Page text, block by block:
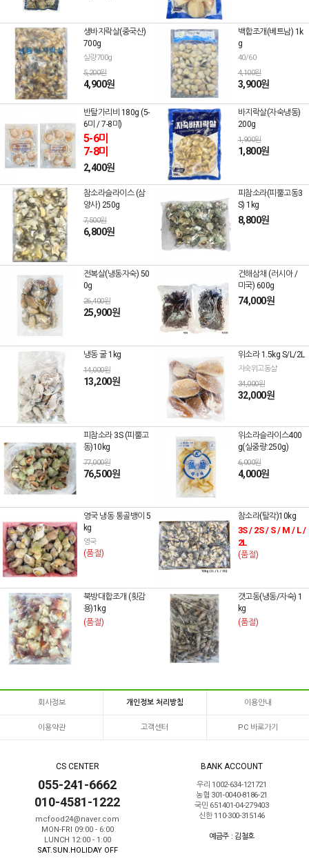
생바지락살(중국산)
700g
실량700g
5,200원
4,900원
백합조개(베트남) 1k
g
40/60
4,100원
3,900원
반탈가리비 180g (5-
6미 / 7-8미)
5-6미
7-8미
2,400원
바지락살(자숙냉동)
200g
1,900원
1,800원
참소라슬라이스 (삼
양사) 250g
7,500원
6,800원
피참소라(피뿔고동3
S) 1kg
8,800원
전복살(냉동자숙) 50
0g
26,400원
25,900원
건해삼채 (러시아 /
미국) 600g
74,000원
냉동 굴 1kg
14,000원
13,200원
위소라 1.5kg S/L/2L
자숙위고동살
34,000원
32,000원
피참소라 3S (피뿔고
동)10kg
77,000원
76,500원
위소라슬라이스400
g(실중량:250g)
6,000원
4,000원
영국 냉동 통골뱅이 5
kg
영국
(품절)
참소라(탈각)10kg
3S / 2S / S / M / L /
2L
(품절)
북방대합조개 (횟감
용)1kg
(품절)
갯고동(냉동/자숙) 1
kg
(품절)
회사정보 개인정보 처리방침 이용안내
이용약관 고객센터 PC 바로가기
CS CENTER
055-241-6662
010-4581-1222
mcfood24@naver.com
MON-FRI 09:00 - 6:00
LUNCH 12:00 - 1:00
SAT.SUN.HOLIDAY OFF
BANK ACCOUNT
우리 1002-634-121721
농협 301-0040-8186-21
국민 651401-04-279403
신한 110-300-315146
예금주 : 김철호